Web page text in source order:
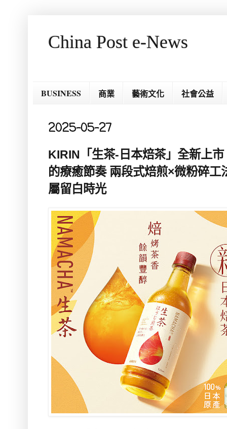
China Post e-News
BUSINESS 商業 藝術文化 社會公益
2025-05-27
KIRIN「生茶-日本焙茶」全新上
的療癒節奏 兩段式焙煎×微粉碎
屬留白時光